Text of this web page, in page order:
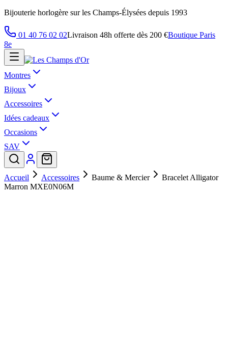
Bijouterie horlogère sur les Champs-Élysées depuis 1993
01 40 76 02 02Livraison 48h offerte dès 200 €Boutique Paris
8e
Montres
Bijoux
Accessoires
Idées cadeaux
Occasions
SAV
Accueil Accessoires Baume & Mercier
Bracelet Alligator
Marron MXE0N06M